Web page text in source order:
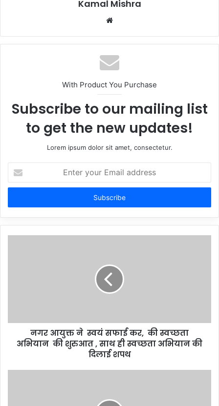
Kamal Mishra
Website
With Product You Purchase
Subscribe to our mailing list
to get the new updates!
Lorem ipsum dolor sit amet, consectetur.
your
Email
नगर आयुक्त ने स्वयं सफाई कर, की स्वच्छता
अभियान की शुरुआत , साथ ही स्वच्छता अभियान की
दिलाई शपथ